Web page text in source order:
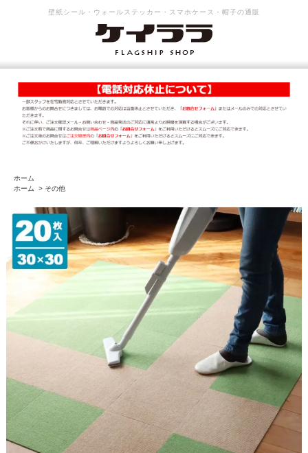
壁紙シール・ウォールステッカー・スマホケース・帽子の通販
ホーム
ホーム
> その他